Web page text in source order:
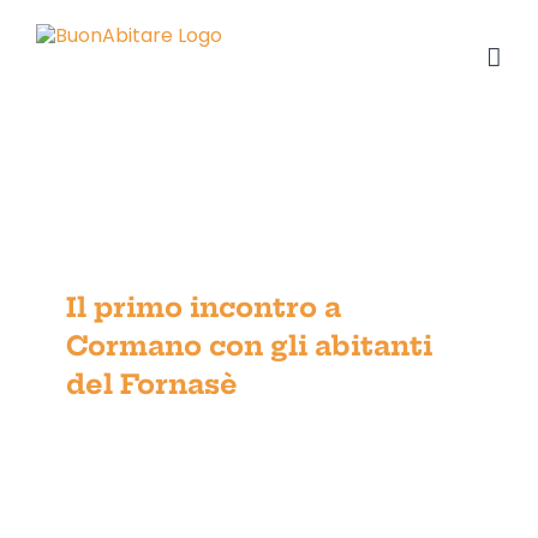
Il primo incontro a Cormano con
gli abitanti del Fornasè
Il primo incontro a
Cormano con gli abitanti
del Fornasè